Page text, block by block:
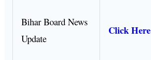
Bihar Board News
Update
Click Here